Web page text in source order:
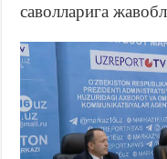
саволларига